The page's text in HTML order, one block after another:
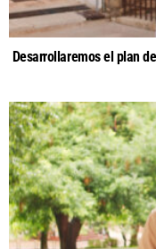
Desarrollaremos el plan